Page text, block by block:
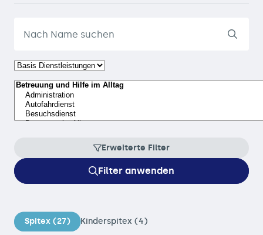
Erweiterte Filter
Filter anwenden
Spitex (27)
Kinderspitex (4)